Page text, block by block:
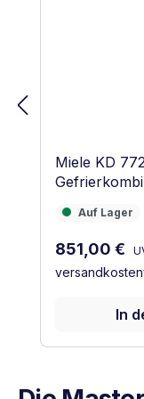
Miele KD
Auf Lager
Auf Lager
851,00 €
In